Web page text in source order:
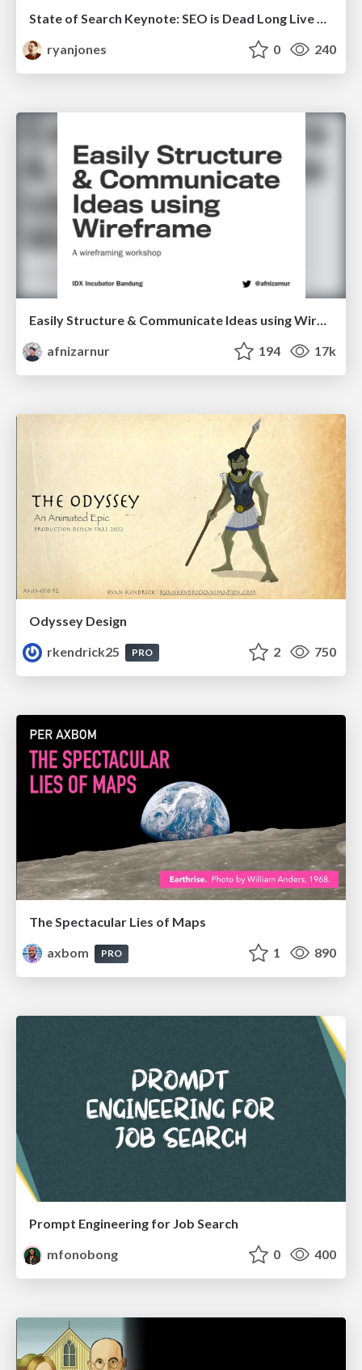
State of Search Keynote: SEO is Dead Long Live SEO
ryanjones
0 240
afnizarnur
194 17k
Odyssey Design
rkendrick25
PRO 2 750
The Spectacular Lies of Maps
axbom
PRO 1 890
Prompt Engineering for Job Search
mfonobong
0 400